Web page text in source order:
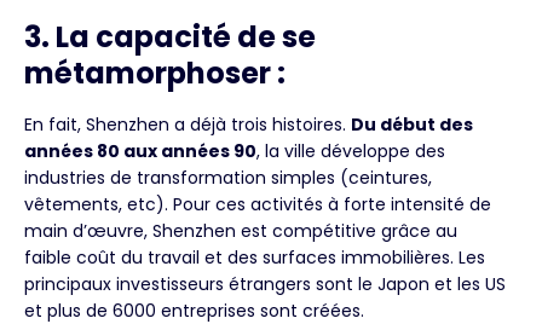
3. La capacité de se
métamorphoser :
En fait, Shenzhen a déjà trois histoires. Du début des
années 80 aux années 90, la ville développe des
industries de transformation simples (ceintures,
vêtements, etc). Pour ces activités à forte intensité de
main d’œuvre, Shenzhen est compétitive grâce au
faible coût du travail et des surfaces immobilières. Les
principaux investisseurs étrangers sont le Japon et les US
et plus de 6000 entreprises sont créées.